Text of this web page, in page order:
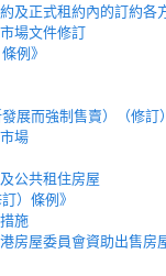
及正式租約內的訂約各
場文件修訂
例》
展而強制售賣）（修訂
場
公共租住房屋
）條例》
施
房屋委員會資助出售房